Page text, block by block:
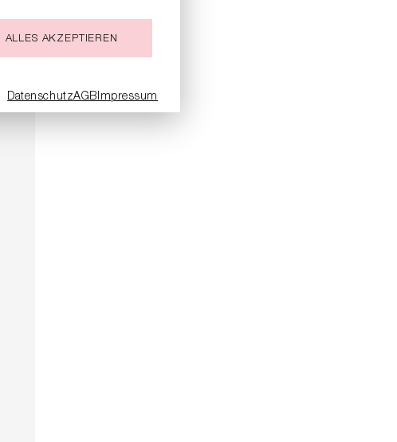
ALLES AKZEPTIEREN
DatenschutzAGBImpressum